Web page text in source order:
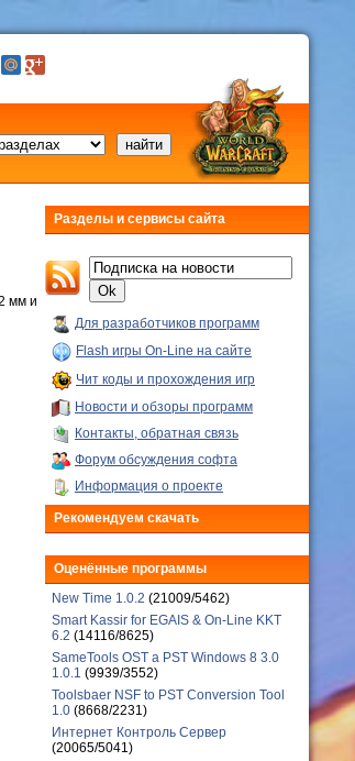
мм и
Разделы и сервисы сайта
Для разработчиков программ
Flash игры On-Line на сайте
Чит коды и прохождения игр
Новости и обзоры программ
Контакты, обратная связь
Форум обсуждения софта
Информация о проекте
Рекомендуем скачать
Оценённые программы
New Time 1.0.2 (21009/5462)
Smart Kassir for EGAIS & On-Line KKT
6.2 (14116/8625)
SameTools OST a PST Windows 8 3.0
1.0.1 (9939/3552)
Toolsbaer NSF to PST Conversion Tool
1.0 (8668/2231)
Интернет Контроль Сервер
(20065/5041)